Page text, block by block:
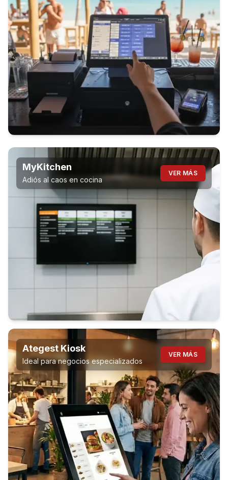
MyKitchen
Adiós al caos en cocina
VER MÁS
Ategest Kiosk
Ideal para negocios especializados
VER MÁS